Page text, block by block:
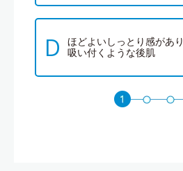
D
ほどよいしっとり感があり
吸い付くような後肌